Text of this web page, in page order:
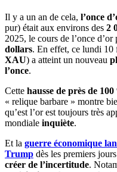
Il y a un an de cela, l’once
pur) était aux environs des 2
2025, le cours de l’once d’or
dollars. En effet, ce lundi 10
XAU) a atteint un nouveau
l’once.
Cette hausse de près de 100
« relique barbare » montre
qu’est l’or est toujours très
mondiale inquiète.
Et la guerre économique
Trump dès les premiers
créer de l’incertitude.